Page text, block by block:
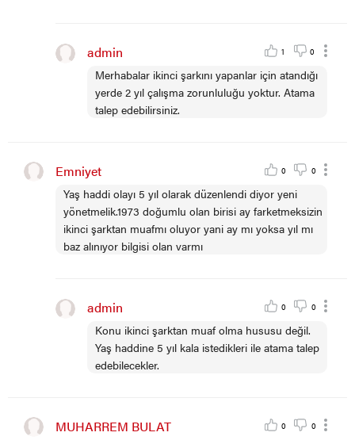
admin 1 0
Merhabalar ikinci şarkını yapanlar için atandığı
yerde 2 yıl çalışma zorunluluğu yoktur. Atama
talep edebilirsiniz.
Emniyet 0 0
Yaş haddi olayı 5 yıl olarak düzenlendi diyor yeni
yönetmelik.1973 doğumlu olan birisi ay farketmeksizin
ikinci şarktan muafmı oluyor yani ay mı yoksa yıl mı
baz alınıyor bilgisi olan varmı
admin 0 0
Konu ikinci şarktan muaf olma hususu değil.
Yaş haddine 5 yıl kala istedikleri ile atama talep
edebilecekler.
MUHARREM BULAT 0 0